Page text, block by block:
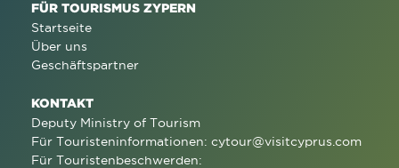
FÜR TOURISMUS ZYPERN
Startseite
Über uns
Geschäftspartner
KONTAKT
Deputy Ministry of Tourism
Für Touristeninformationen: cytour@visitcyprus.com
Für Touristenbeschwerden: